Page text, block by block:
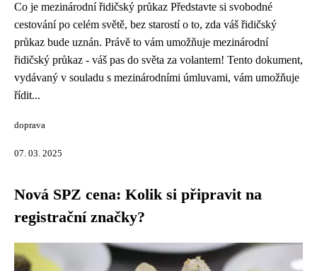
Co je mezinárodní řidičský průkaz Představte si svobodné
cestování po celém světě, bez starostí o to, zda váš řidičský
průkaz bude uznán. Právě to vám umožňuje mezinárodní
řidičský průkaz - váš pas do světa za volantem! Tento dokument,
vydávaný v souladu s mezinárodními úmluvami, vám umožňuje
řídit...
doprava
07. 03. 2025
Nová SPZ cena: Kolik si připravit na
registrační značky?